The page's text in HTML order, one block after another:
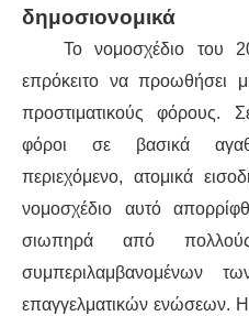
δημοσιονομικά
Το νομοσχέδιο του
επρόκειτο να προωθήσει
προστιματικούς φόρους.
φόροι σε βασικά
περιεχόμενο, ατομικά
νομοσχέδιο αυτό
σιωπηρά από
συμπεριλαμβανομένων
επαγγελματικών ενώσεων.